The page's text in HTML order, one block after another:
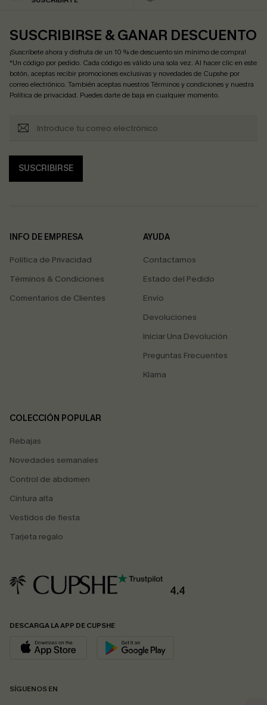
SUSCRIBIRSE & GANAR DESCUENTO
¡Suscríbete ahora y disfruta de un 10 % de descuento sin mínimo de compra!
*Un código por pedido. Cada código es válido una sola vez. Al hacer clic en este
botón, aceptas recibir promociones exclusivas y novedades de Cupshe por
correo electrónico. También aceptas nuestrosTérminos y condicionesy nuestra
Política de privacidad. Puedes darte de baja en cualquier momento.
SUSCRIBIRSE
INFO DE EMPRESA
Política de Privacidad
Términos & Condiciones
Comentarios de Clientes
AYUDA
Contactarnos
Estado del Pedido
Envío
Devoluciones
Iniciar Una Devolución
Preguntas Frecuentes
Klarna
COLECCIÓN POPULAR
Rebajas
Novedades semanales
Control de abdomen
Cintura alta
Vestidos de fiesta
Tarjeta regalo
4.4
DESCARGA LA APP DE CUPSHE
SÍGUENOS EN